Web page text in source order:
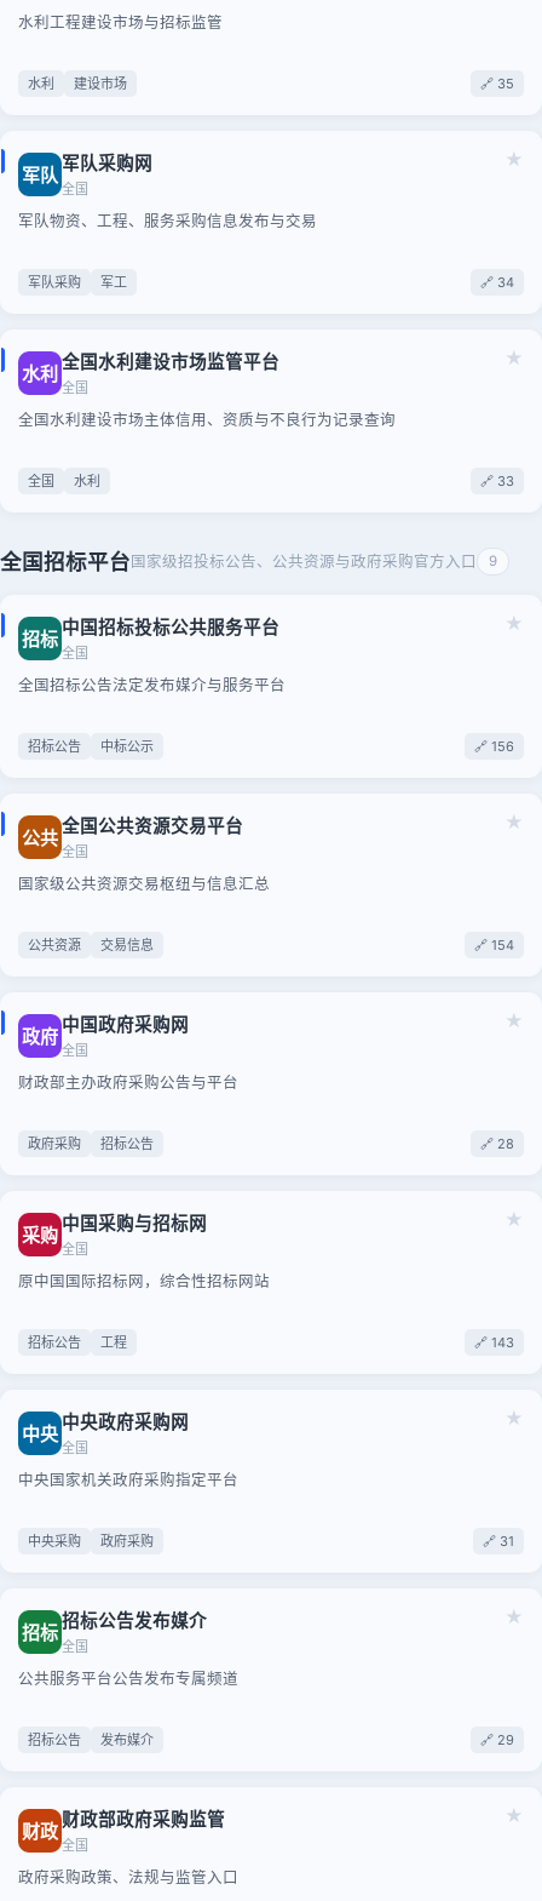
水利工程建设市场与招标监管
水利 建设市场 🔗 35
★
军队 军队采购网
全国
军队物资、工程、服务采购信息发布与交易
军队采购 军工 🔗 34
★
水利 全国水利建设市场监管平台
全国
全国水利建设市场主体信用、资质与不良行为记录查询
全国 水利 🔗 33
全国招标平台 国家级招投标公告、公共资源与政府采购官方入口 9
★
招标 中国招标投标公共服务平台
全国
全国招标公告法定发布媒介与服务平台
招标公告 中标公示 🔗 156
★
公共全国公共资源交易平台
全国
国家级公共资源交易枢纽与信息汇总
公共资源 交易信息 🔗 154
★
政府 中国政府采购网
全国
财政部主办政府采购公告与平台
政府采购 招标公告 🔗 28
★
采购 中国采购与招标网
全国
原中国国际招标网，综合性招标网站
招标公告 工程 🔗 143
★
中央 中央政府采购网
全国
中央国家机关政府采购指定平台
中央采购 政府采购 🔗 31
★
招标招标公告发布媒介
全国
公共服务平台公告发布专属频道
招标公告 发布媒介 🔗 29
★
财政 财政部政府采购监管
全国
政府采购政策、法规与监管入口